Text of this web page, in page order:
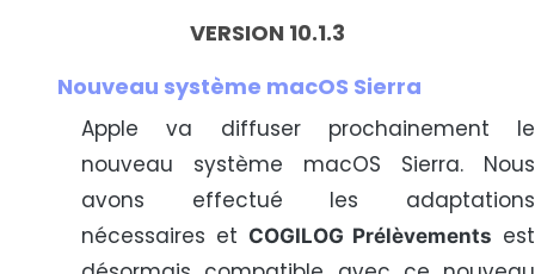
VERSION 10.1.3
Nouveau système macOS Sierra
Apple va diffuser prochainement le
nouveau système macOS Sierra. Nous
avons effectué les adaptations
nécessaires et COGILOG Prélèvements est